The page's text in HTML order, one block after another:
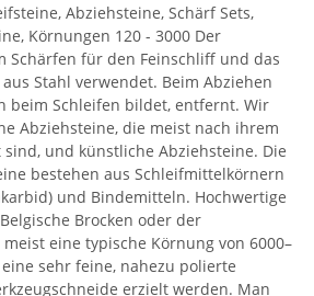
Abziehsteine, Schärf Sets,
Körnungen 120 - 3000 Der
Schärfen für den Feinschliff und das
Stahl verwendet. Beim Abziehen
beim Schleifen bildet, entfernt. Wir
Abziehsteine, die meist nach ihrem
und künstliche Abziehsteine. Die
bestehen aus Schleifmittelkörnern
und Bindemitteln. Hochwertige
Brocken oder der
eine typische Körnung von 6000–
sehr feine, nahezu polierte
erzielt werden. Man